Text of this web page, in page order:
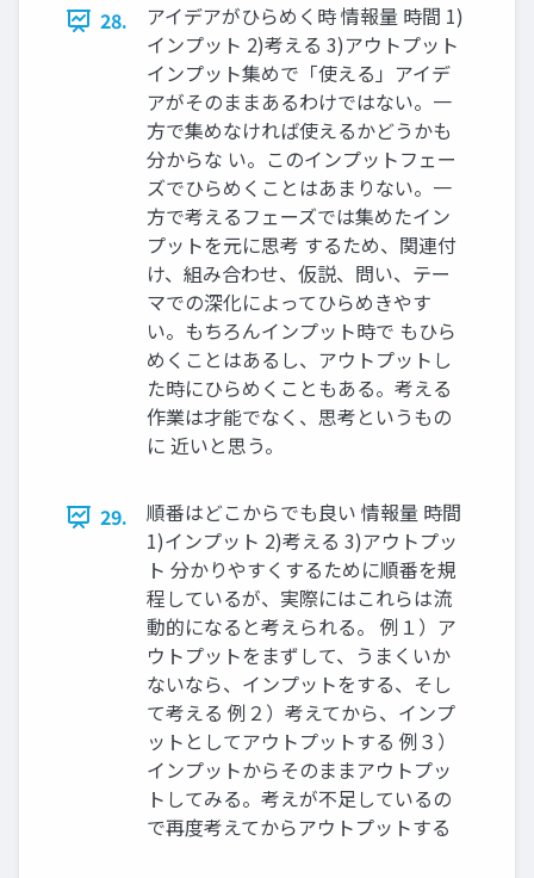
28.
アイデアがひらめく時 情報量 時間 1)
インプット 2)考える 3)アウトプット
インプット集めで「使える」アイデ
アがそのままあるわけではない。一
方で集めなければ使えるかどうかも
分からな い。このインプットフェー
ズでひらめくことはあまりない。一
方で考えるフェーズでは集めたイン
プットを元に思考 するため、関連付
け、組み合わせ、仮説、問い、テー
マでの深化によってひらめきやす
い。もちろんインプット時で もひら
めくことはあるし、アウトプットし
た時にひらめくこともある。考える
作業は才能でなく、思考というもの
に 近いと思う。
29.
順番はどこからでも良い 情報量 時間
1)インプット 2)考える 3)アウトプッ
ト 分かりやすくするために順番を規
程しているが、実際にはこれらは流
動的になると考えられる。 例１）ア
ウトプットをまずして、うまくいか
ないなら、インプットをする、そし
て考える 例２）考えてから、インプ
ットとしてアウトプットする 例３）
インプットからそのままアウトプッ
トしてみる。考えが不足しているの
で再度考えてからアウトプットする